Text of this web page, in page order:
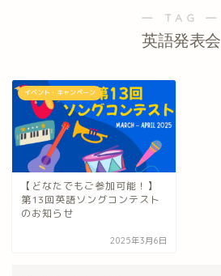
― TAG ―
英語発表会
イベント・キャンペーン
【どなたでもご参加可能！】
第13回英語ソングコンテスト
のお知らせ
2025年3月6日